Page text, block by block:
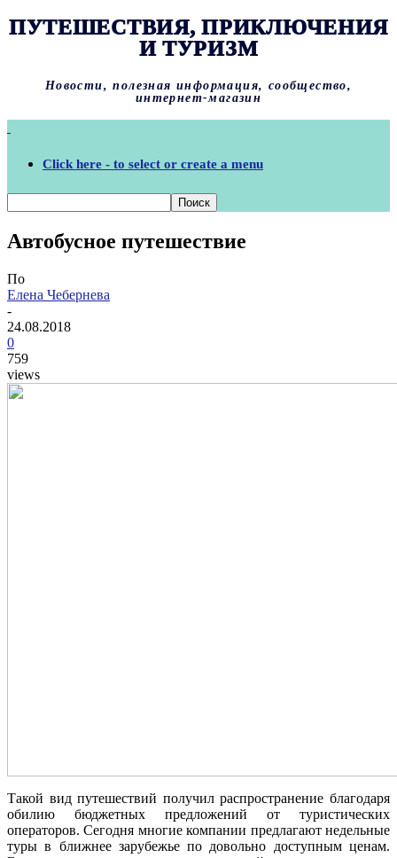
ПУТЕШЕСТВИЯ, ПРИКЛЮЧЕНИЯ
И ТУРИЗМ
Новости, полезная информация, сообщество,
интернет-магазин
Click here - to select or create a menu
Автобусное путешествие
По
Елена Чебернева
-
24.08.2018
0
759
views
Такой вид путешествий получил распространение благодаря
обилию бюджетных предложений от туристических
операторов. Сегодня многие компании предлагают недельные
туры в ближнее зарубежье по довольно доступным ценам.